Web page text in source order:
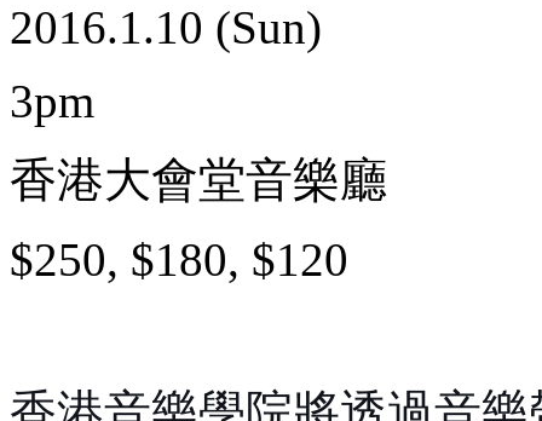
2016.1.10 (Sun)
3pm
香港大會堂音樂廳
$250, $180, $120